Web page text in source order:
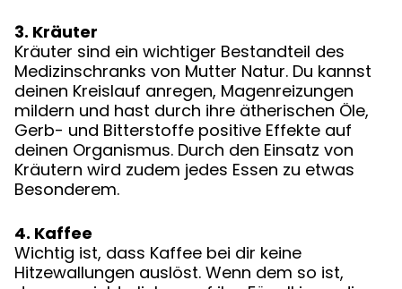
3. Kräuter
Kräuter sind ein wichtiger Bestandteil des
Medizinschranks von Mutter Natur. Du kannst
deinen Kreislauf anregen, Magenreizungen
mildern und hast durch ihre ätherischen Öle,
Gerb- und Bitterstoffe positive Effekte auf
deinen Organismus. Durch den Einsatz von
Kräutern wird zudem jedes Essen zu etwas
Besonderem.
4. Kaffee
Wichtig ist, dass Kaffee bei dir keine
Hitzewallungen auslöst. Wenn dem so ist,